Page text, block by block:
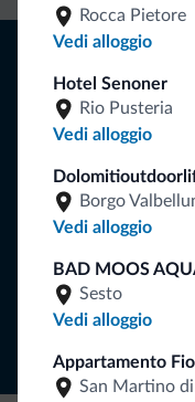
Rocca Pietore
Vedi alloggio
Hotel Senoner
Rio Pusteria
Vedi alloggio
Borgo
Vedi alloggio
BAD MOOS
Sesto
Vedi alloggio
Appartamento
San Martino di
Riceverai